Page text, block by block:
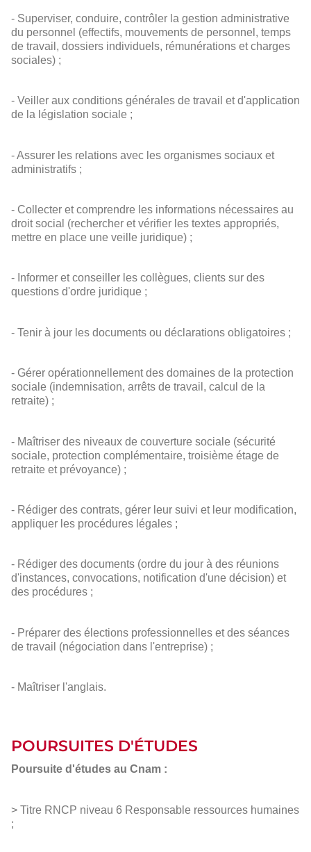
- Superviser, conduire, contrôler la gestion administrative
du personnel (effectifs, mouvements de personnel, temps
de travail, dossiers individuels, rémunérations et charges
sociales) ;
- Veiller aux conditions générales de travail et d'application
de la législation sociale ;
- Assurer les relations avec les organismes sociaux et
administratifs ;
- Collecter et comprendre les informations nécessaires au
droit social (rechercher et vérifier les textes appropriés,
mettre en place une veille juridique) ;
- Informer et conseiller les collègues, clients sur des
questions d'ordre juridique ;
- Tenir à jour les documents ou déclarations obligatoires ;
- Gérer opérationnellement des domaines de la protection
sociale (indemnisation, arrêts de travail, calcul de la
retraite) ;
- Maîtriser des niveaux de couverture sociale (sécurité
sociale, protection complémentaire, troisième étage de
retraite et prévoyance) ;
- Rédiger des contrats, gérer leur suivi et leur modification,
appliquer les procédures légales ;
- Rédiger des documents (ordre du jour à des réunions
d'instances, convocations, notification d'une décision) et
des procédures ;
- Préparer des élections professionnelles et des séances
de travail (négociation dans l'entreprise) ;
- Maîtriser l'anglais.
POURSUITES D'ÉTUDES
Poursuite d'études au Cnam :
> Titre RNCP niveau 6 Responsable ressources humaines
;